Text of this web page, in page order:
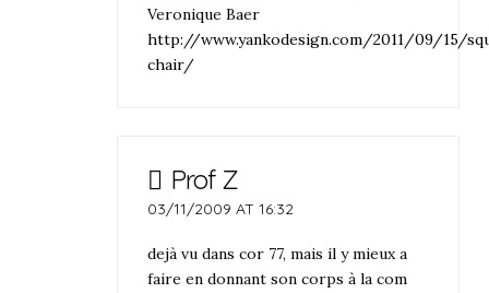
Veronique Baer
http://www.yankodesign.com/2011/09/15/
chair/
Prof Z
03/11/2009 AT 16:32
dejà vu dans cor 77, mais il y mieux a
faire en donnant son corps à la com